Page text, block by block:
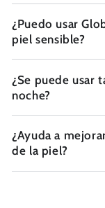
¿Puedo usar
piel sensible?
¿Se puede usar
noche?
¿Ayuda a
de la piel?